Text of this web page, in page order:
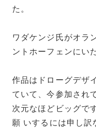
た。
ワダケンジ氏がオラ
ントホーフェンにい
作品はドローグデザ
ていて、今参加され
次元なほどビッグで
願 いするには申し訳